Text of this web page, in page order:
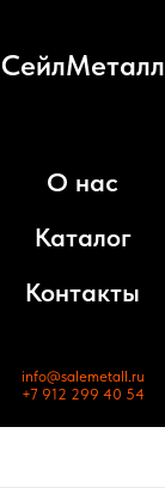
СейлМеталл
О нас
Каталог
Контакты
info@salemetall.ru
+7 912 299 40 54